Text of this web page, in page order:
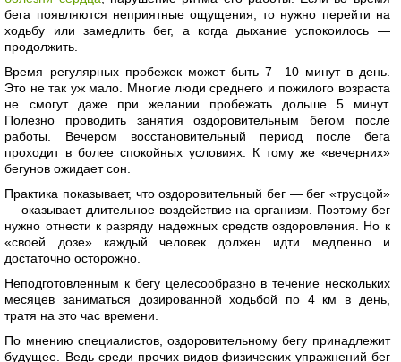
бега появляются неприятные ощущения, то нужно перейти на
ходьбу или замедлить бег, а когда дыхание успокоилось —
продолжить.
Время регулярных пробежек может быть 7—10 минут в день.
Это не так уж мало. Многие люди среднего и пожилого возраста
не смогут даже при желании пробежать дольше 5 минут.
Полезно проводить занятия оздоровительным бегом после
работы. Вечером восстановительный период после бега
проходит в более спокойных условиях. К тому же «вечерних»
бегунов ожидает сон.
Практика показывает, что оздоровительный бег — бег «трусцой»
— оказывает длительное воздействие на организм. Поэтому бег
нужно отнести к разряду надежных средств оздоровления. Но к
«своей дозе» каждый человек должен идти медленно и
достаточно осторожно.
Неподготовленным к бегу целесообразно в течение нескольких
месяцев заниматься дозированной ходьбой по 4 км в день,
тратя на это час времени.
По мнению специалистов, оздоровительному бегу принадлежит
будущее. Ведь среди прочих видов физических упражнений бег